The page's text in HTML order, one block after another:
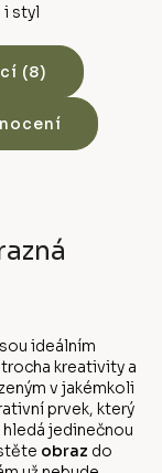
i styl
(8)
ideálním
kreativity a
v jakémkoli
prvek, který
jedinečnou
obraz do